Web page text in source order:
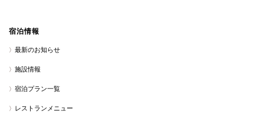
宿泊情報
最新のお知らせ
施設情報
宿泊プラン一覧
レストランメニュー